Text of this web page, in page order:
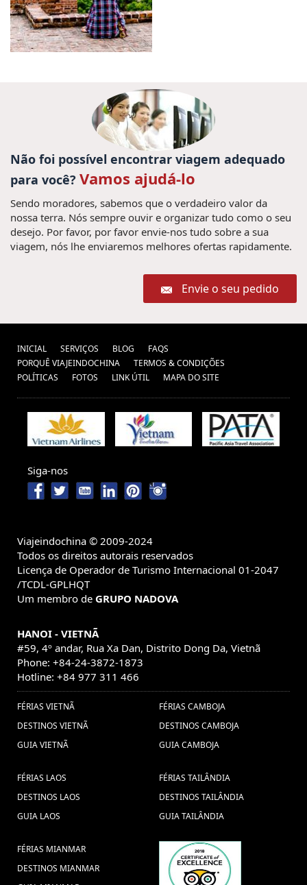
Não foi possível encontrar viagem adequado
para você? Vamos ajudá-lo
Sendo moradores, sabemos que o verdadeiro valor da
nossa terra. Nós sempre ouvir e organizar tudo como o seu
desejo. Por favor, por favor envie-nos tudo sobre a sua
viagem, nós lhe enviaremos melhores ofertas rapidamente.
Envie o seu pedido
INICIAL SERVIÇOS BLOG
FAQS
PORQUÊ VIAJEINDOCHINA
TERMOS & CONDIÇÕES
POLÍTICAS
FOTOS LINK ÚTIL MAPA DO SITE
Siga-nos
Viajeindochina © 2009-2024
Todos os direitos autorais reservados
Licença de Operador de Turismo Internacional 01-2047
/TCDL-GPLHQT
Um membro de GRUPO NADOVA
HANOI - VIETNÃ
#59, 4º andar, Rua Xa Dan, Distrito Dong Da, Vietnã
Phone: +84-24-3872-1873
Hotline: +84 977 311 466
FÉRIAS VIETNÃ
DESTINOS VIETNÃ
GUIA VIETNÃ
FÉRIAS CAMBOJA
DESTINOS CAMBOJA
GUIA CAMBOJA
FÉRIAS LAOS
DESTINOS LAOS
GUIA LAOS
FÉRIAS TAILÂNDIA
DESTINOS TAILÂNDIA
GUIA TAILÂNDIA
FÉRIAS MIANMAR
DESTINOS MIANMAR